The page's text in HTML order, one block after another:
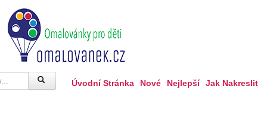
Úvodní Stránka Nové Nejlepší Jak Nakreslit